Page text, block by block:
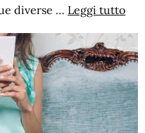
diverse … Leggi tutto